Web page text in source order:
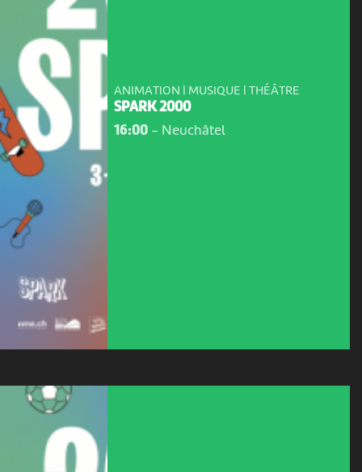
ANIMATION | MUSIQUE | THÉÂTRE
SPARK 2000
16:00- Neuchâtel